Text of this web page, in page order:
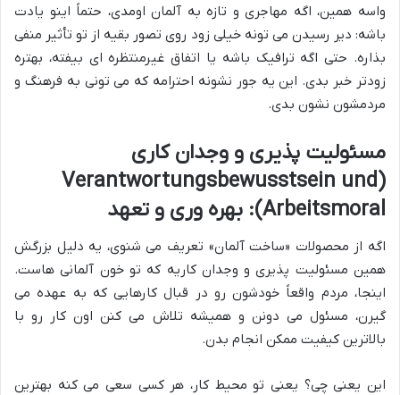
واسه همین، اگه مهاجری و تازه به آلمان اومدی، حتماً اینو یادت
باشه: دیر رسیدن می تونه خیلی زود روی تصور بقیه از تو تأثیر منفی
بذاره. حتی اگه ترافیک باشه یا اتفاق غیرمنتظره ای بیفته، بهتره
زودتر خبر بدی. این یه جور نشونه احترامه که می تونی به فرهنگ و
مردمشون نشون بدی.
مسئولیت پذیری و وجدان کاری
(Verantwortungsbewusstsein und
Arbeitsmoral): بهره وری و تعهد
اگه از محصولات «ساخت آلمان» تعریف می شنوی، یه دلیل بزرگش
همین مسئولیت پذیری و وجدان کاریه که تو خون آلمانی هاست.
اینجا، مردم واقعاً خودشون رو در قبال کارهایی که به عهده می
گیرن، مسئول می دونن و همیشه تلاش می کنن اون کار رو با
بالاترین کیفیت ممکن انجام بدن.
این یعنی چی؟ یعنی تو محیط کار، هر کسی سعی می کنه بهترین